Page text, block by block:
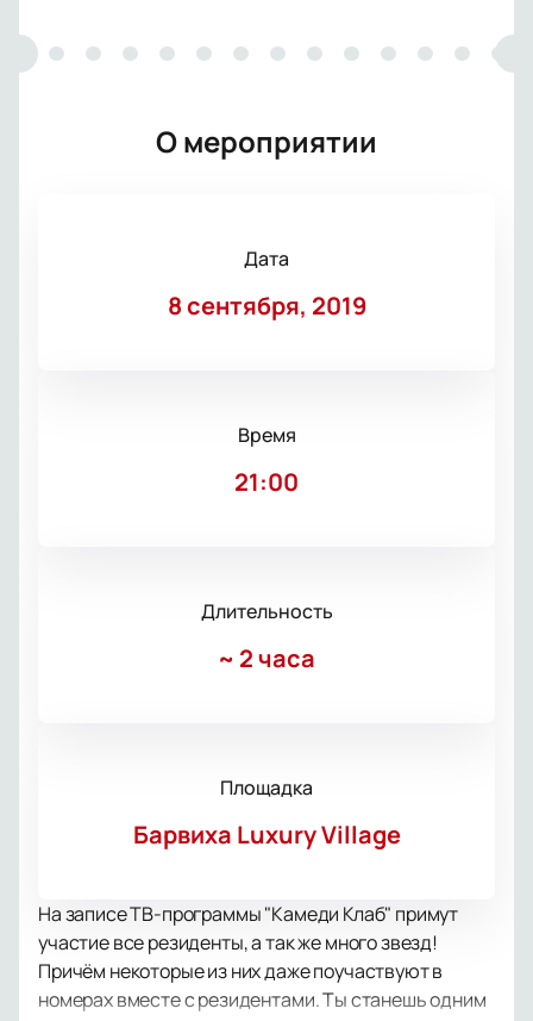
О мероприятии
Дата
8 сентября, 2019
Время
21:00
Длительность
~ 2 часа
Площадка
Барвиха Luxury Village
На записе ТВ-программы "Камеди Клаб" примут
участие все резиденты, а так же много звезд!
Причём некоторые из них даже поучаствуют в
номерах вместе с резидентами. Ты станешь одним